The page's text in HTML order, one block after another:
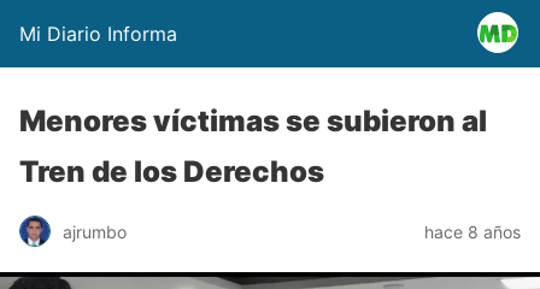
Mi Diario Informa
Menores víctimas se subieron al
Tren de los Derechos
ajrumbo hace 8 años